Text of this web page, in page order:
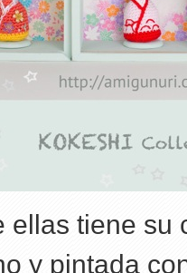
ellas tiene su
y pintada